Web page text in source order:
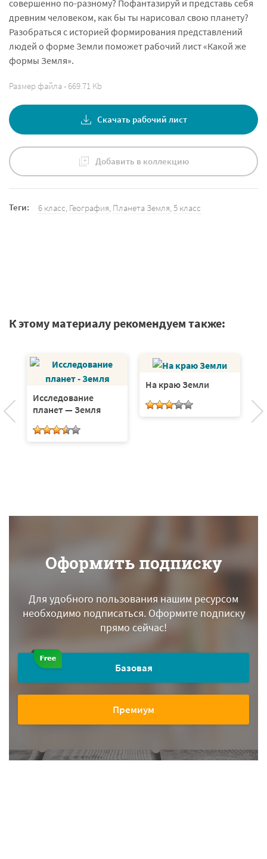
совершенно по-разному? Пофантазируй и представь себя
древним человеком, как бы ты нарисовал свою планету?
Разобраться с историей формирования представлений
людей о форме Земли поможет рабочий лист «Какой же
формы Земля».
Размер файла - 669.71 Kb
Скачать рабочий лист
Добавить в коллекцию
Теги: 6 класс, География, Планета Земля,5 класс
К этому материалу рекомендуем также:
Исследование
планет — Земля
На краю Земли
Оформить подписку
Для удобного пользования нашим ресурсом
необходимо подписаться.Оформите подписку
прямо сейчас!
Базовая
Премиум